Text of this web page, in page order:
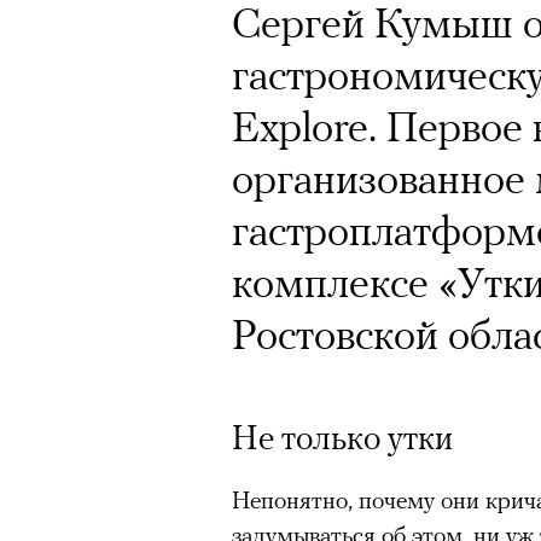
Сергей Кумыш
Explore. Первое
комплексе
Ростовской
Не только утки
Непонятно, почему они
задумываться об этом, ни
первых показах
темы
Подписывайтесь на
«Охота» Уэйна Вапимуквы
Ретроспектива «Красное и